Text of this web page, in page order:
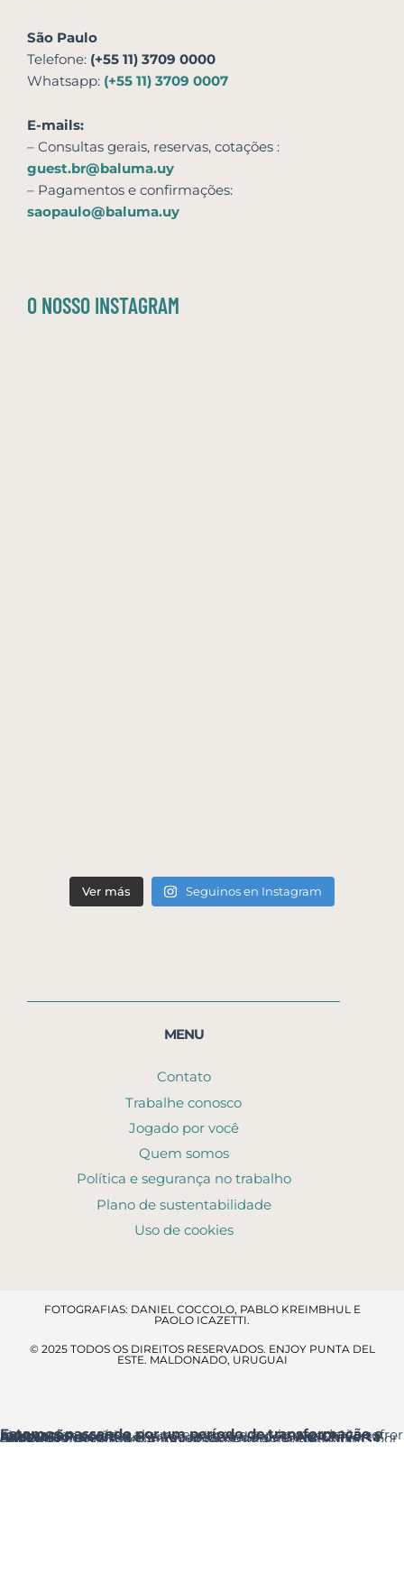
São Paulo
Telefone: (+55 11) 3709 0000
Whatsapp: (+55 11) 3709 0007
E-mails:
– Consultas gerais, reservas, cotações :
guest.br@baluma.uy
– Pagamentos e confirmações:
saopaulo@baluma.uy
O NOSSO INSTAGRAM
Ver más Seguinos en Instagram
MENU
Contato
Trabalhe conosco
Jogado por você
Quem somos
Política e segurança no trabalho
Plano de sustentabilidade
Uso de cookies
FOTOGRAFIAS: DANIEL COCCOLO, PABLO KREIMBHUL E
PAOLO ICAZETTI.
© 2025 TODOS OS DIREITOS RESERVADOS. ENJOY PUNTA DEL
ESTE. MALDONADO, URUGUAI
Estamos passando por um período de transformação e renovação
, por isso alguns espaços e serviços poderão sofrer ajustes temporários.
Acesso ao resort: a entrada principal é pelaAv. Chiverta
onde você encontrará a Recepção logo ao entrar.
Agradecemos a sua compreensão e pedimos desculpas por qualquer inconveniente que essas melhorias possam causar.